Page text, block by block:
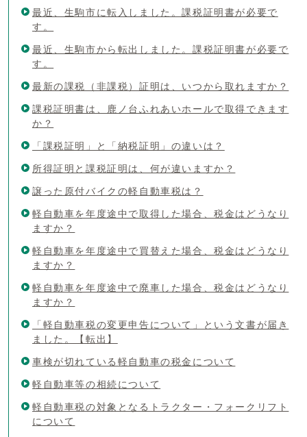
最近、生駒市に転入しました。課税証明書が必要で
す。
最近、生駒市から転出しました。課税証明書が必要で
す。
最新の課税（非課税）証明は、いつから取れますか？
課税証明書は、鹿ノ台ふれあいホールで取得できます
か？
「課税証明」と「納税証明」の違いは？
所得証明と課税証明は、何が違いますか？
譲った原付バイクの軽自動車税は？
軽自動車を年度途中で取得した場合、税金はどうなり
ますか？
軽自動車を年度途中で買替えた場合、税金はどうなり
ますか？
軽自動車を年度途中で廃車した場合、税金はどうなり
ますか？
「軽自動車税の変更申告について」という文書が届き
ました。【転出】
車検が切れている軽自動車の税金について
軽自動車等の相続について
軽自動車税の対象となるトラクター・フォークリフト
について